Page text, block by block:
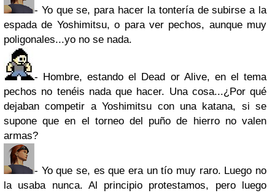
- Yo que se, para hacer la tontería de subirse a la
espada de Yoshimitsu, o para ver pechos, aunque muy
poligonales...yo no se nada.
- Hombre, estando el Dead or Alive, en el tema
pechos no tenéis nada que hacer. Una cosa...¿Por qué
dejaban competir a Yoshimitsu con una katana, si se
supone que en el torneo del puño de hierro no valen
armas?
- Yo que se, es que era un tío muy raro. Luego no
la usaba nunca. Al principio protestamos, pero luego